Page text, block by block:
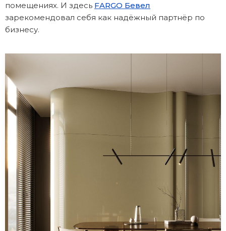
помещениях. И здесь FARGO Бевел
зарекомендовал себя как надёжный партнёр по
бизнесу.